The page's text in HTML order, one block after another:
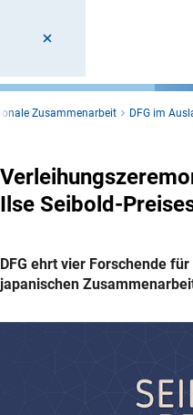
Zusammenarbeit DFG im
Ilse Seibold-
DFG ehrt vier Forschende
japanischen